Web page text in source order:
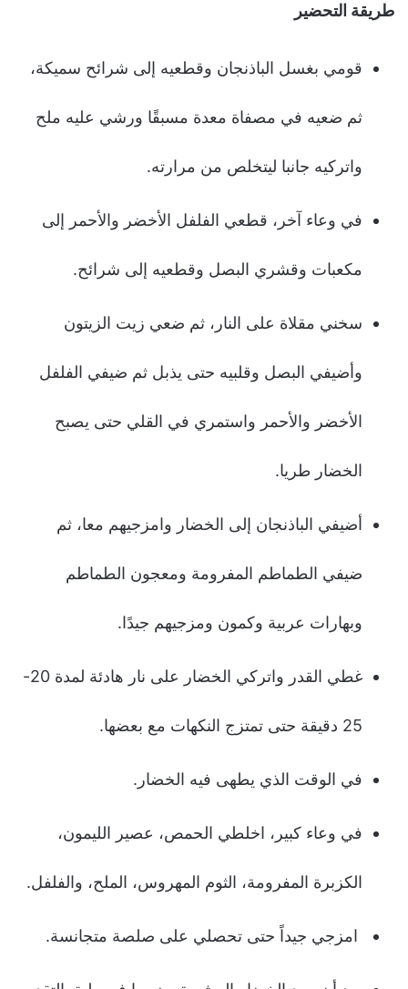
طريقة التحضير
قومي بغسل الباذنجان وقطعيه إلى شرائح سميكة،
ثم ضعيه في مصفاة معدة مسبقًا ورشي عليه ملح
واتركيه جانبا ليتخلص من مرارته.
في وعاء آخر، قطعي الفلفل الأخضر والأحمر إلى
مكعبات وقشري البصل وقطعيه إلى شرائح.
سخني مقلاة على النار، ثم ضعي زيت الزيتون
وأضيفي البصل وقلبيه حتى يذبل ثم ضيفي الفلفل
الأخضر والأحمر واستمري في القلي حتى يصبح
الخضار طريا.
أضيفي الباذنجان إلى الخضار وامزجيهم معا، ثم
ضيفي الطماطم المفرومة ومعجون الطماطم
وبهارات عربية وكمون ومزجيهم جيدًا.
غطي القدر واتركي الخضار على نار هادئة لمدة 20-
25 دقيقة حتى تمتزج النكهات مع بعضها.
في الوقت الذي يطهى فيه الخضار.
في وعاء كبير، اخلطي الحمص، عصير الليمون،
الكزبرة المفرومة، الثوم المهروس، الملح، والفلفل.
امزجي جيداً حتى تحصلي على صلصة متجانسة.